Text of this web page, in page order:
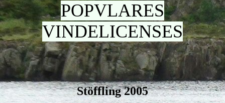
POPVLARES
VINDELICENSES
Stöffling 2005